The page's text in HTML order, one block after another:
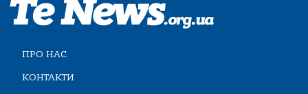
ПРО НАС
КОНТАКТИ